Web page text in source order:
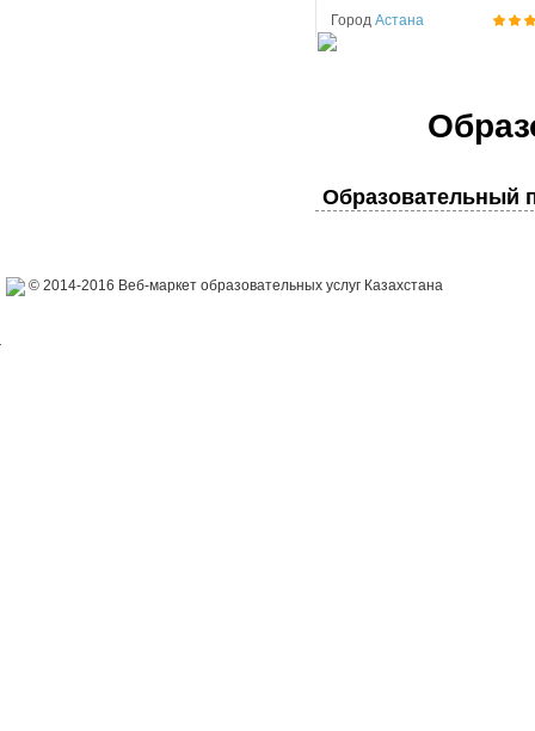
Город Астана
Образовательный
© 2014-2016 Веб-маркет образовательных услуг Казахстана